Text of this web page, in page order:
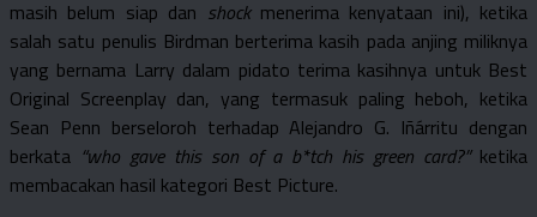
masih belum siap dan shock menerima kenyataan ini), ketika
salah satu penulis Birdman berterima kasih pada anjing miliknya
yang bernama Larry dalam pidato terima kasihnya untuk Best
Original Screenplay dan, yang termasuk paling heboh, ketika
Sean Penn berseloroh terhadap Alejandro G. Iñárritu dengan
berkata “who gave this son of a b*tch his green card?”ketika
membacakan hasil kategori Best Picture.